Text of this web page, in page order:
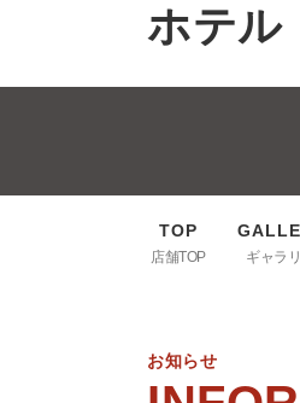
ホテル
店舗TOP ギャラ
お知らせ